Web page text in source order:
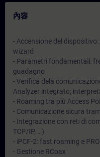
內容
- Accensione del
wizard
- Parametri fondamentali:
guadagno
- Verifica dela
Analyzer integrato;
- Roaming tra più Access
- Comunicazione sicura
- Integrazione con reti di
TCP/IP, …)
- iPCF-2: fast roaming e
- Gestione RCoax